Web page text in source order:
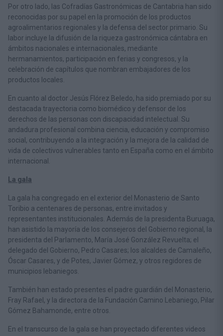
Por otro lado, las Cofradías Gastronómicas de Cantabria han sido
reconocidas por su papel en la promoción de los productos
agroalimentarios regionales y la defensa del sector primario. Su
labor incluye la difusión de la riqueza gastronómica cántabra en
ámbitos nacionales e internacionales, mediante
hermanamientos, participación en ferias y congresos, y la
celebración de capítulos que nombran embajadores de los
productos locales.
En cuanto al doctor Jesús Flórez Beledo, ha sido premiado por su
destacada trayectoria como biomédico y defensor de los
derechos de las personas con discapacidad intelectual. Su
andadura profesional combina ciencia, educación y compromiso
social, contribuyendo a la integración y la mejora de la calidad de
vida de colectivos vulnerables tanto en España como en el ámbito
internacional.
La gala
La gala ha congregado en el exterior del Monasterio de Santo
Toribio a centenares de personas, entre invitados y
representantes institucionales. Además de la presidenta Buruaga,
han asistido la mayoría de los consejeros del Gobierno regional, la
presidenta del Parlamento, María José González Revuelta; el
delegado del Gobierno, Pedro Casares; los alcaldes de Camaleño,
Óscar Casares, y de Potes, Javier Gómez, y otros regidores de
municipios lebaniegos.
También han estado presentes el padre guardián del Monasterio,
Fray Rafael, y la directora de la Fundación Camino Lebaniego, Pilar
Gómez Bahamonde, entre otros.
En el transcurso de la gala se han proyectado diferentes videos